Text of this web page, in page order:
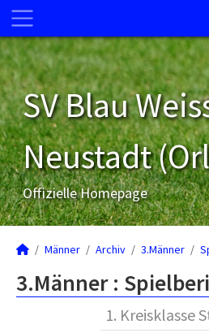
SV Blau
Neustadt
Offizielle Homepage
Männer Archiv 3.Männer
3.Männer :
1. Kreisklasse